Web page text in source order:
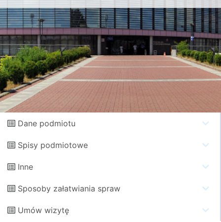
Dane podmiotu
Spisy podmiotowe
Inne
Sposoby załatwiania spraw
Umów wizytę